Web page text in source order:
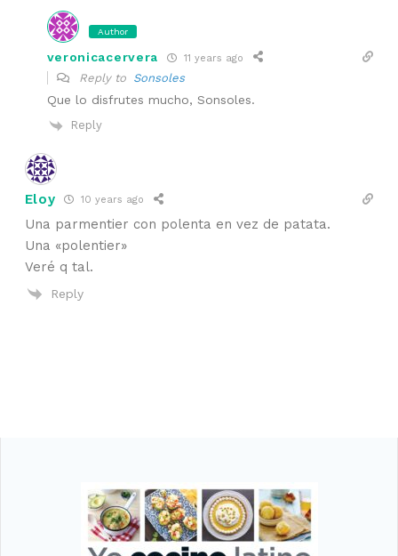
Author
veronicacervera 11 years ago
Reply to Sonsoles
Que lo disfrutes mucho, Sonsoles.
Reply
Eloy 10 years ago
Una parmentier con polenta en vez de patata.
Una «polentier»
Veré q tal.
Reply